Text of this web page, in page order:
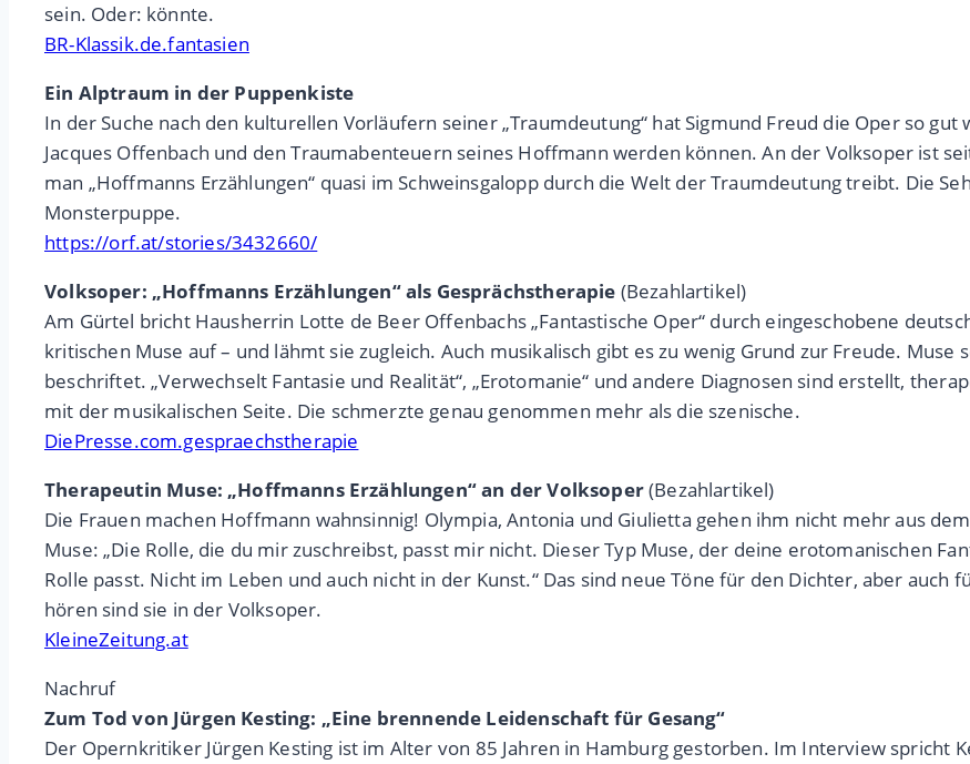
sein. Oder: könnte.
BR-Klassik.de.fantasien
Ein Alptraum in der Puppenkiste
In der Suche nach den kulturellen Vorläufern seiner „Traumdeutung“ hat Sigmund Freud die Oper so
Jacques Offenbach und den Traumabenteuern seines Hoffmann werden können. An der Volksoper ist
man „Hoffmanns Erzählungen“ quasi im Schweinsgalopp durch die Welt der Traumdeutung treibt. Die
Monsterpuppe.
https://orf.at/stories/3432660/
Volksoper: „Hoffmanns Erzählungen“ als Gesprächstherapie (Bezahlartikel)
Am Gürtel bricht Hausherrin Lotte de Beer Offenbachs „Fantastische Oper“ durch eingeschobene
kritischen Muse auf – und lähmt sie zugleich. Auch musikalisch gibt es zu wenig Grund zur Freude. Muse
beschriftet. „Verwechselt Fantasie und Realität“, „Erotomanie“ und andere Diagnosen sind erstellt,
mit der musikalischen Seite. Die schmerzte genau genommen mehr als die szenische.
DiePresse.com.gespraechstherapie
Therapeutin Muse: „Hoffmanns Erzählungen“ an der Volksoper(Bezahlartikel)
Die Frauen machen Hoffmann wahnsinnig! Olympia, Antonia und Giulietta gehen ihm nicht mehr aus
Muse: „Die Rolle, die du mir zuschreibst, passt mir nicht. Dieser Typ Muse, der deine erotomanischen
Rolle passt. Nicht im Leben und auch nicht in der Kunst.“ Das sind neue Töne für den Dichter, aber auch
hören sind sie in der Volksoper.
KleineZeitung.at
Nachruf
Zum Tod von Jürgen Kesting: „Eine brennende Leidenschaft für Gesang“
Der Opernkritiker Jürgen Kesting ist im Alter von 85 Jahren in Hamburg gestorben. Im Interview spricht